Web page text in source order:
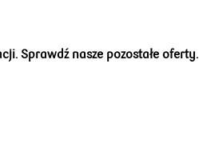
Sprawdź nasze pozostałe oferty.